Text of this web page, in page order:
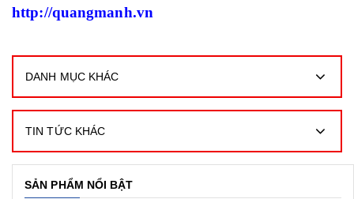
http://quangmanh.vn
DANH MỤC KHÁC
TIN TỨC KHÁC
SẢN PHẨM NỔI BẬT